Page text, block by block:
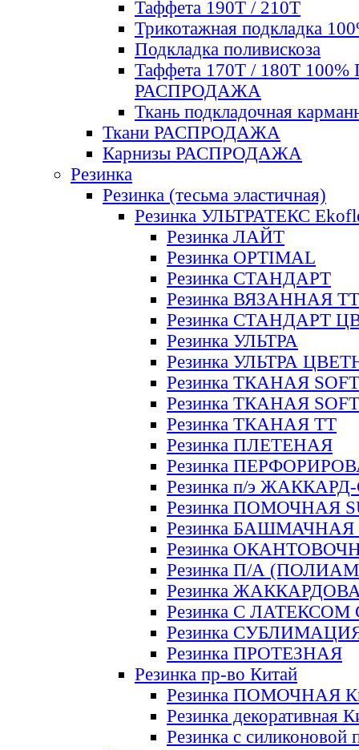
Таффета 190Т / 210Т
Трикотажная подкладка
Подкладка поливискоза
Таффета 170Т / 180Т 100%
РАСПРОДАЖА
Ткань подкладочная
Ткани РАСПРОДАЖА
Карнизы РАСПРОДАЖА
Резинка
Резинка (тесьма эластичная)
Резинка УЛЬТРАТЕКС
Резинка ЛАЙТ
Резинка OPTIMAL
Резинка СТАНДАРТ
Резинка ВЯЗАННАЯ ТТ
Резинка СТАНДАРТ
Резинка УЛЬТРА
Резинка УЛЬТРА
Резинка ТКАНАЯ SOFT
Резинка ТКАНАЯ
Резинка ТКАНАЯ ТТ
Резинка ПЛЕТЕНАЯ
Резинка
Резинка п/э
Резинка ПОМОЧНАЯ
Резинка БАШМАЧНАЯ
Резинка
Резинка П/А
Резинка
Резинка С ЛАТЕКСОМ
Резинка
Резинка ПРОТЕЗНАЯ
Резинка пр-во Китай
Резинка ПОМОЧНАЯ
Резинка декоративная
Резинка с силиконовой